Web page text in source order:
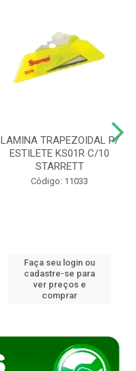
LAMINA TRAPEZOIDAL P/
ESTILETE KS01R C/10
STARRETT
Código: 11033
Faça seu login ou
cadastre-se para
ver preços e
comprar